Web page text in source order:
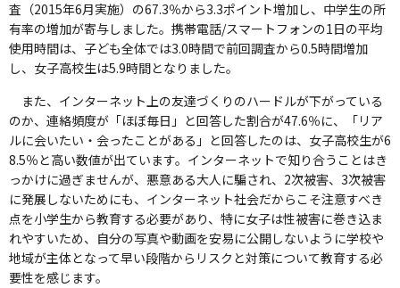
査（2015年6月実施）の67.3％から3.3ポイント増加し、中学生の所
有率の増加が寄与しました。携帯電話/スマートフォンの1日の平均
使用時間は、子ども全体では3.0時間で前回調査から0.5時間増加
し、女子高校生は5.9時間となりました。
また、インターネット上の友達づくりのハードルが下がっている
のか、連絡頻度が「ほぼ毎日」と回答した割合が47.6％に、「リア
ルに会いたい・会ったことがある」と回答したのは、女子高校生が6
8.5％と高い数値が出ています。インターネットで知り合うことはき
っかけに過ぎませんが、悪意ある大人に騙され、2次被害、3次被害
に発展しないためにも、インターネット社会だからこそ注意すべき
点を小学生から教育する必要があり、特に女子は性被害に巻き込ま
れやすいため、自分の写真や動画を安易に公開しないように学校や
地域が主体となって早い段階からリスクと対策について教育する必
要性を感じます。